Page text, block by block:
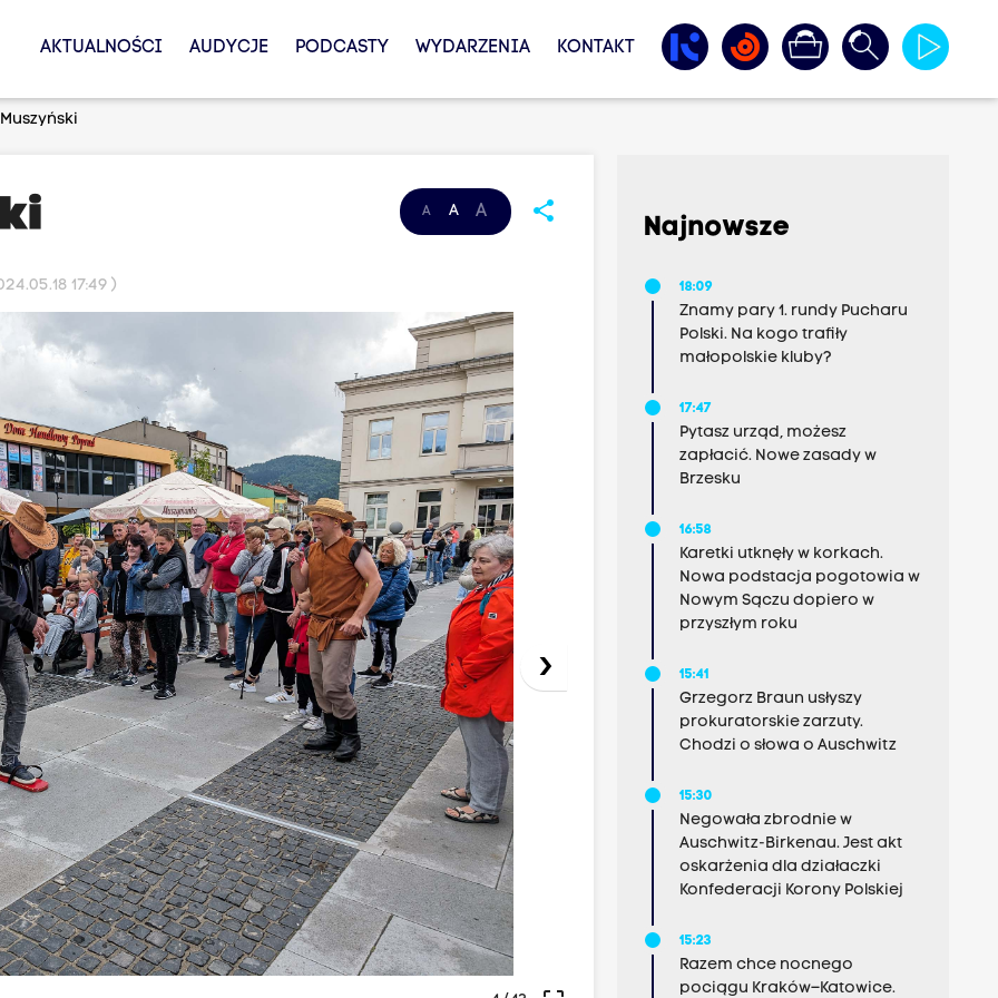
AKTUALNOŚCI AUDYCJE PODCASTY WYDARZENIA KONTAKT
A A A share
17:49 )
›
Najnowsze
18:09
Znamy pary 1. rundy Pucharu
Polski. Na kogo trafiły
małopolskie kluby?
17:47
Pytasz urząd, możesz
zapłacić. Nowe zasady w
Brzesku
16:58
Karetki utknęły w korkach.
Nowa podstacja pogotowia w
Nowym Sączu dopiero w
przyszłym roku
15:41
Grzegorz Braun usłyszy
prokuratorskie zarzuty.
Chodzi o słowa o Auschwitz
15:30
Negowała zbrodnie w
Auschwitz-Birkenau. Jest akt
oskarżenia dla działaczki
Konfederacji Korony Polskiej
15:23
Razem chce nocnego
pociągu Kraków–Katowice.